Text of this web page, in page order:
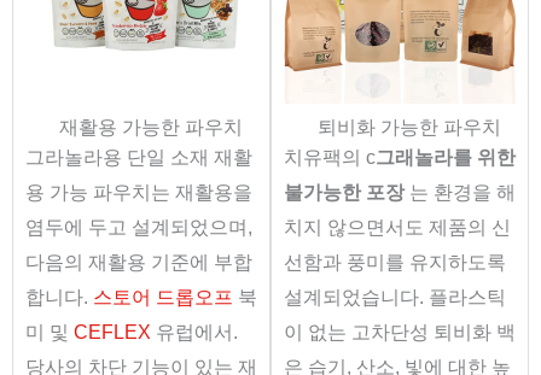
재활용 가능한 파우치
그라놀라용 단일 소재 재활
용 가능 파우치는 재활용을
염두에 두고 설계되었으며,
다음의 재활용 기준에 부합
합니다. 스토어 드롭오프 북
미 및 CEFLEX 유럽에서.
당사의 차단 기능이 있는 재
퇴비화 가능한 파우치
치유팩의 c그래놀라를 위한
불가능한 포장는 환경을 해
치지 않으면서도 제품의 신
선함과 풍미를 유지하도록
설계되었습니다. 플라스틱
이 없는 고차단성 퇴비화 백
은 습기, 산소, 빛에 대한 높